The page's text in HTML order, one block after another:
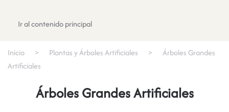
Ir al contenido principal
Inicio Plantas y Árboles Artificiales
Árboles Grandes
Artificiales
Árboles Grandes Artificiales